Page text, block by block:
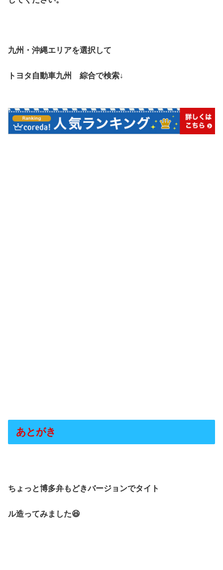
九州・沖縄エリアを選択して
トヨタ自動車九州 綜合で検索↓
あとがき
ちょっと博多弁もどきバージョンでタイト
ル造ってみました😆